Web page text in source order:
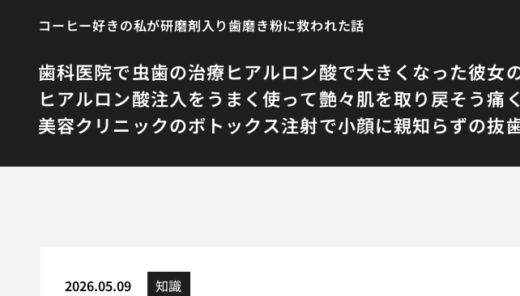
コーヒー好きの私が研磨剤入り歯磨き粉に救われた話
歯科医院で虫歯の治療ヒアルロン酸で大きくなった彼女
ヒアルロン酸注入をうまく使って艶々肌を取り戻そう痛
美容クリニックのボトックス注射で小顔に親知らずの抜
2026.05.09 知識